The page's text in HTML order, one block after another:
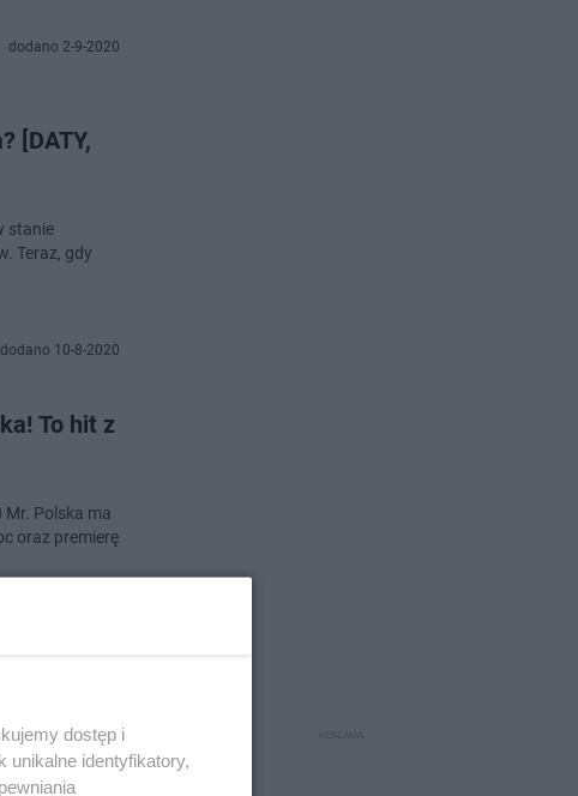
dodano 2-9-2020
[DATY,
stanie
Teraz, gdy
dodano 10-8-2020
To hit z
Mr. Polska ma
oraz premierę
dostęp i
unikalne identyfikatory,